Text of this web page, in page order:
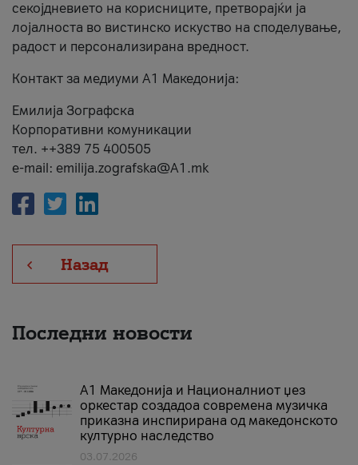
секојдневието на корисниците, претворајќи ја
лојалноста во вистинско искуство на споделување,
радост и персонализирана вредност.
Контакт за медиуми А1 Македонија:
Емилија Зографска
Корпоративни комуникации
тел. ++389 75 400505
e-mail: emilija.zografska@A1.mk
Назад
Последни новости
А1 Македонија и Националниот џез
оркестар создадоа современа музичка
приказна инспирирана од македонското
културно наследство
03.07.2026